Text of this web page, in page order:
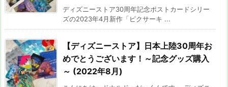
ディズニーストア30周年記念ポストカードシリー
ズの2023年4月新作「ピクサーキ ...
【ディズニーストア】日本上陸30周年お
めでとうございます！～記念グッズ購入
～ (2022年8月)